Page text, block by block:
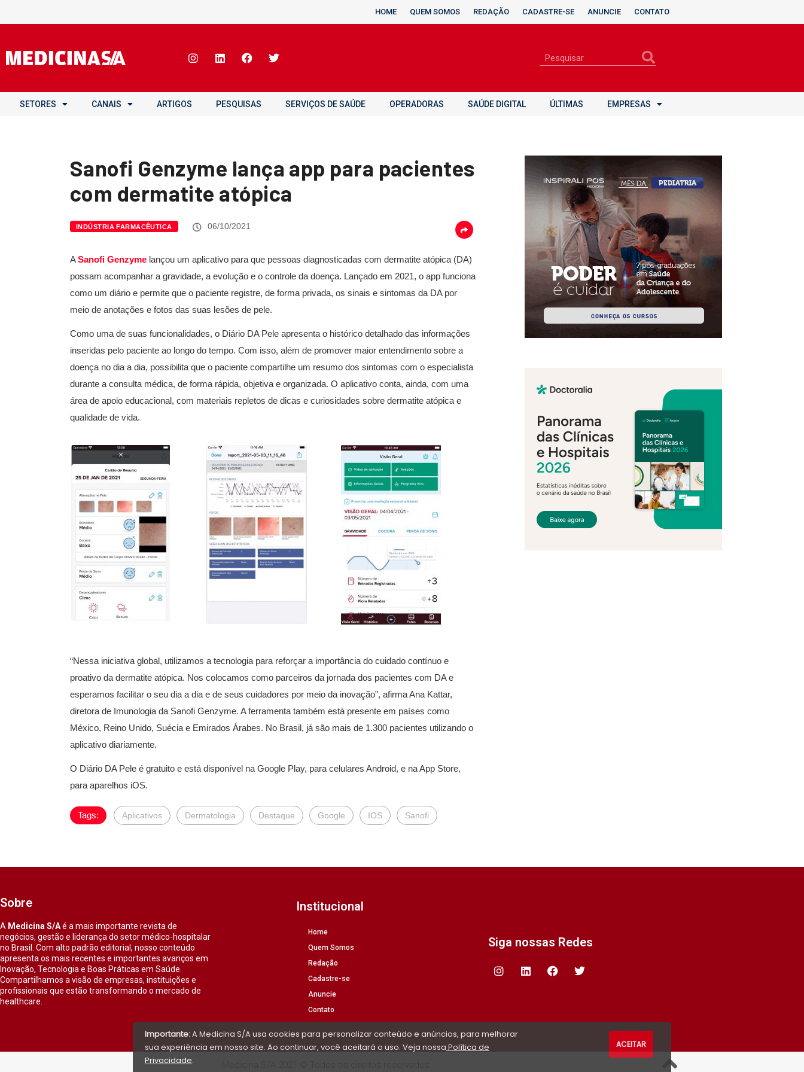
HOME QUEM SOMOS REDAÇÃO CADASTRE-SE ANUNCIE CONTATO
SETORES CANAIS ARTIGOS PESQUISAS SERVIÇOS DE SAÚDE OPERADORAS SAÚDE DIGITAL ÚLTIMAS EMPRESAS
Sanofi Genzyme lança app para pacientes
com dermatite atópica
INDÚSTRIA FARMACÊUTICA 06/10/2021
ASanofi Genzyme lançou um aplicativo para que pessoas diagnosticadas com dermatite atópica (DA)
possam acompanhar a gravidade, a evolução e o controle da doença. Lançado em 2021, o app funciona
como um diário e permite que o paciente registre, de forma privada, os sinais e sintomas da DA por
meio de anotações e fotos das suas lesões de pele.
Como uma de suas funcionalidades, o Diário DA Pele apresenta o histórico detalhado das informações
inseridas pelo paciente ao longo do tempo. Com isso, além de promover maior entendimento sobre a
doença no dia a dia, possibilita que o paciente compartilhe um resumo dos sintomas com o especialista
durante a consulta médica, de forma rápida, objetiva e organizada. O aplicativo conta, ainda, com uma
área de apoio educacional, com materiais repletos de dicas e curiosidades sobre dermatite atópica e
qualidade de vida.
“Nessa iniciativa global, utilizamos a tecnologia para reforçar a importância do cuidado contínuo e
proativo da dermatite atópica. Nos colocamos como parceiros da jornada dos pacientes com DA e
esperamos facilitar o seu dia a dia e de seus cuidadores por meio da inovação”, afirma Ana Kattar,
diretora de Imunologia da Sanofi Genzyme. A ferramenta também está presente em países como
México, Reino Unido, Suécia e Emirados Árabes. No Brasil, já são mais de 1.300 pacientes utilizando o
aplicativo diariamente.
O Diário DA Pele é gratuito e está disponível na Google Play, para celulares Android, e na App Store,
para aparelhos iOS.
Tags: Aplicativos Dermatologia Destaque Google IOS Sanofi
Sobre
A Medicina S/Aé a mais importante revista de
negócios, gestão e liderança do setor médico-hospitalar
no Brasil. Com alto padrão editorial, nosso conteúdo
apresenta os mais recentes e importantes avanços em
Inovação, Tecnologia e Boas Práticas em Saúde.
Compartilhamos a visão de empresas, instituições e
profissionais que estão transformando o mercado de
healthcare.
Institucional
Home
Quem Somos
Redação
Cadastre-se
Anuncie
Contato
Siga nossas Redes
Importante:A Medicina S/A usa cookies para personalizar conteúdo e anúncios, para melhorar
sua experiência em nosso site. Ao continuar, você aceitará o uso. Veja nossa Política de
Privacidade.
ACEITAR